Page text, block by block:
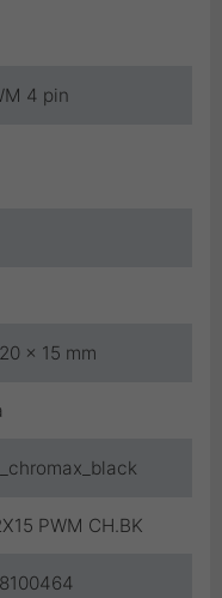
4 pin
x 15 mm
PWM CH.BK